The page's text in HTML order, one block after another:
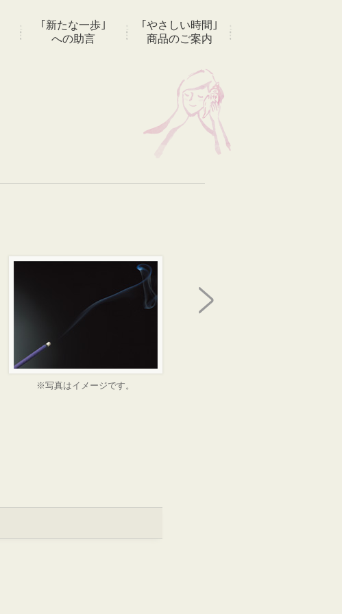
｢新たな一歩｣
への助言
｢やさしい時間｣
商品のご案内
※写真はイメージです。